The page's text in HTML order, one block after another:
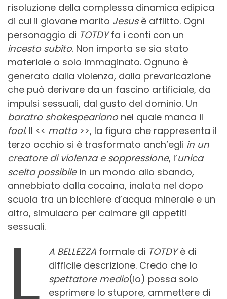
risoluzione della complessa dinamica edipica
di cui il giovane marito Jesusè afflitto. Ogni
personaggio di TOTDYfa i conti con un
incesto subìto. Non importa se sia stato
materiale o solo immaginato. Ognuno è
generato dalla violenza, dalla prevaricazione
che può derivare da un fascino artificiale, da
impulsi sessuali, dal gusto del dominio. Un
baratro shakespearianonel quale manca il
fool. Il << matto>>, la figura che rappresenta il
terzo occhio si è trasformato anch’egli in un
creatore di violenza e soppressione, l’unica
scelta possibilein un mondo allo sbando,
annebbiato dalla cocaina, inalata nel dopo
scuola tra un bicchiere d’acqua minerale e un
altro, simulacro per calmare gli appetiti
sessuali.
L A BELLEZZA formale di TOTDYè di
difficile descrizione. Credo che lo
spettatore medio(io) possa solo
esprimere lo stupore, ammettere di